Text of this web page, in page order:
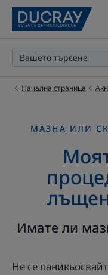
Начална страница
МАЗНА ИЛИ
Имате ли
Не се